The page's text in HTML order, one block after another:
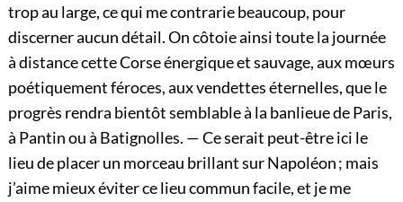
trop au large, ce qui me contrarie beaucoup, pour
discerner aucun détail. On côtoie ainsi toute la journée
à distance cette Corse énergique et sauvage, aux mœurs
poétiquement féroces, aux vendettes éternelles, que le
progrès rendra bientôt semblable à la banlieue de Paris,
à Pantin ou à Batignolles. — Ce serait peut-être ici le
lieu de placer un morceau brillant sur Napoléon ; mais
j’aime mieux éviter ce lieu commun facile, et je me